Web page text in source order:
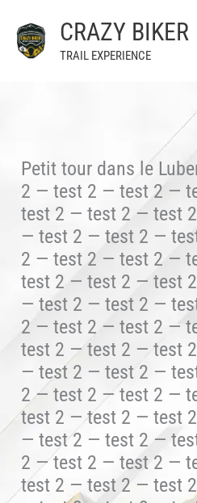
contenu
CRAZY BIKER
TRAIL EXPERIENCE
Petit tour dans le
2 — test 2 — test 2 —
test 2 — test 2 — test
— test 2 — test 2 —
2 — test 2 — test 2 —
test 2 — test 2 — test
— test 2 — test 2 —
2 — test 2 — test 2 —
test 2 — test 2 — test
— test 2 — test 2 —
2 — test 2 — test 2 —
test 2 — test 2 — test
— test 2 — test 2 —
2 — test 2 — test 2 —
test 2 — test 2 — test